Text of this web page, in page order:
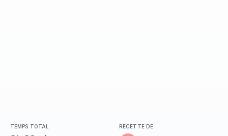
TEMPS TOTAL RECETTE DE